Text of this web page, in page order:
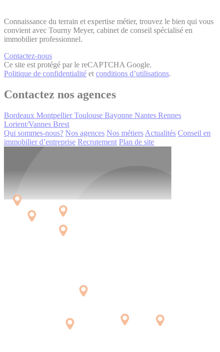
Connaissance du terrain et expertise métier, trouvez le bien qui vous
convient avec Tourny Meyer, cabinet de conseil spécialisé en
immobilier professionnel.
Contactez-nous
Ce site est protégé par le reCAPTCHA Google.
Politique de confidentialité et conditions d’utilisations.
Contactez nos agences
Bordeaux Montpellier Toulouse Bayonne Nantes Rennes
Lorient/Vannes Brest
Qui sommes-nous? Nos agences Nos métiers Actualités Conseil en
immobilier d’entreprise Recrutement Plan de site